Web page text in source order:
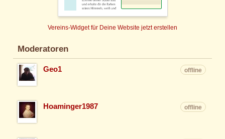
Vereins-Widget für Deine Website jetzt erstellen
Moderatoren
Geo1 offline
Hoaminger1987 offline